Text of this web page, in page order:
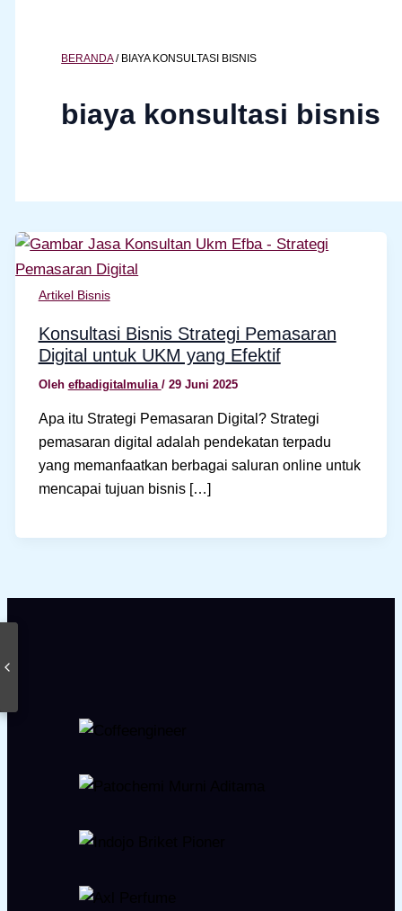
BERANDA/ BIAYA KONSULTASI BISNIS
biaya konsultasi bisnis
Artikel Bisnis
Konsultasi Bisnis Strategi Pemasaran
Digital untuk UKM yang Efektif
Oleh efbadigitalmulia / 29 Juni 2025
Apa itu Strategi Pemasaran Digital? Strategi
pemasaran digital adalah pendekatan terpadu
yang memanfaatkan berbagai saluran online untuk
mencapai tujuan bisnis […]